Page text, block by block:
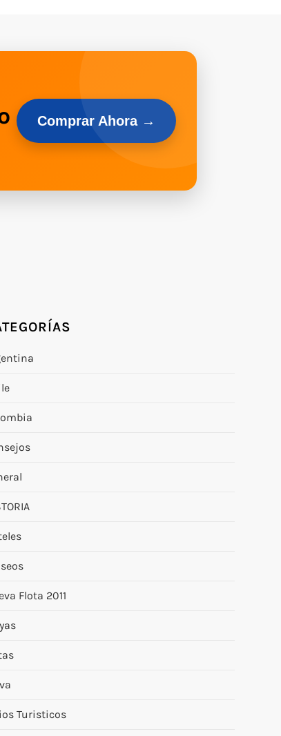
Comprar Ahora →
Flota 2011
Turisticos